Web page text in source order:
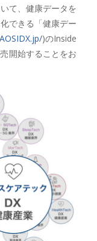
て、健康データを
できる「健康デー
)のInside
開始することをお